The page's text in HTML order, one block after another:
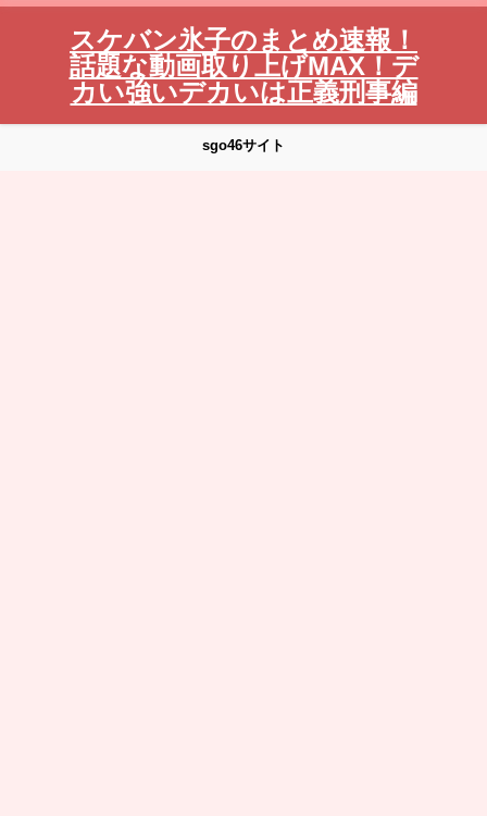
スケバン氷子のまとめ速報！
話題な動画取り上げMAX！デ
カい強いデカいは正義刑事編
sgo46サイト